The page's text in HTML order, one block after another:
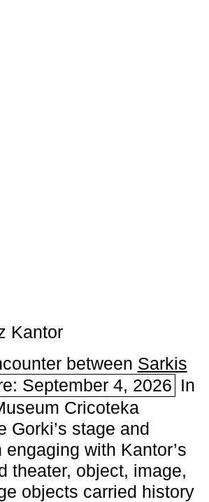
Kantor
between Sarkis
September 4, 2026 In
Cricoteka
Gorki’s stage and
with Kantor’s
theater, object, image,
objects carried history